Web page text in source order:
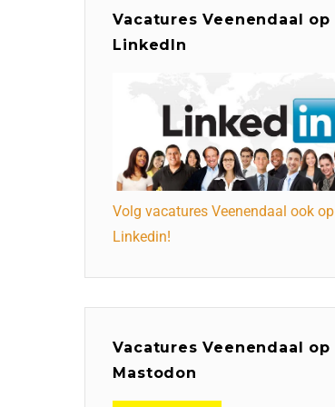
Vacatures Veenendaal op
LinkedIn
Volg vacatures Veenendaal ook op
Linkedin!
Vacatures Veenendaal op
Mastodon